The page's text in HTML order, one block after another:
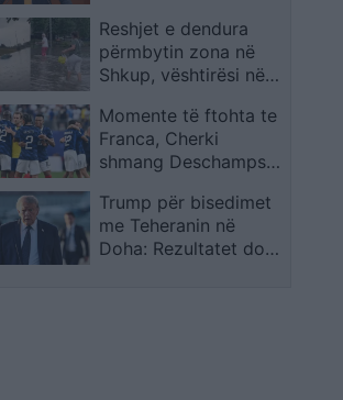
dhe pasuritë publike,
“Shqipërinë e keni
trajtuar si një
Reshjet e dendura
përmbytin zona në
Shkup, vështirësi në
Momente të ftohta te
Franca, Cherki
shmang Deschamps
Suedisë
Trump për bisedimet
me Teheranin në
Doha: Rezultatet do